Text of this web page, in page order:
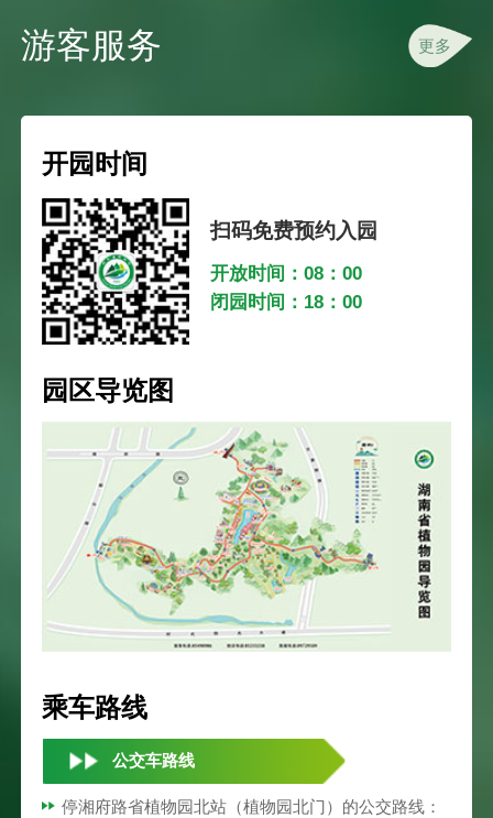
游客服务 更多
开园时间
扫码免费预约入园
开放时间：08：00
闭园时间：18：00
园区导览图
乘车路线
公交车路线
停湘府路省植物园北站（植物园北门）的公交路线：